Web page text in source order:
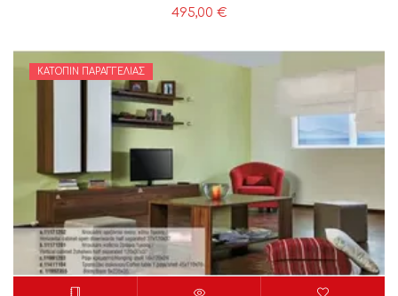
495,00 €
ΚΑΤΌΠΙΝ ΠΑΡΑΓΓΕΛΊΑΣ